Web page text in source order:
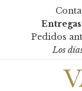
Entregas
Pedidos
Los